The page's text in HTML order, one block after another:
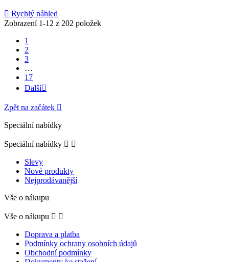
 Rychlý náhled
Zobrazení 1-12 z 202 položek
1
2
3
…
17
Další
Zpět na začátek 
Speciální nabídky
Speciální nabídky  
Slevy
Nové produkty
Nejprodávanější
Vše o nákupu
Vše o nákupu  
Doprava a platba
Podmínky ochrany osobních údajů
Obchodní podmínky